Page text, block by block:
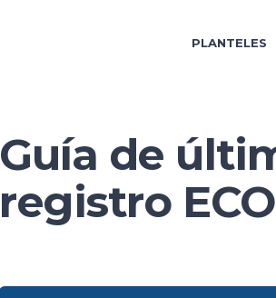
PLANTELES
PLANTELES
Guía de
registro